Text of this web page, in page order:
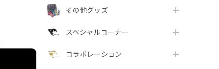
その他グッズ
スペシャルコーナー
コラボレーション